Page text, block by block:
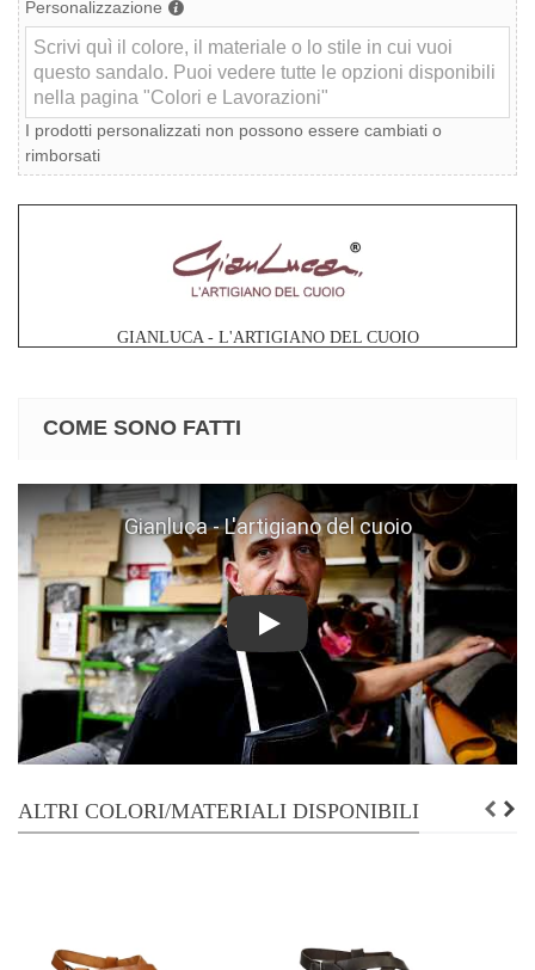
Personalizzazione
I prodotti personalizzati non possono essere cambiati o
rimborsati
GIANLUCA - L'ARTIGIANO DEL CUOIO
COME SONO FATTI
Play
ALTRI COLORI/MATERIALI DISPONIBILI